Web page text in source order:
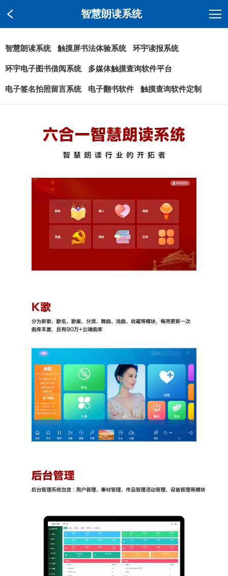
智慧朗读系统
智慧朗读系统 触摸屏书法体验系统 环宇读报系统
环宇电子图书借阅系统 多媒体触摸查询软件平台
电子签名拍照留言系统 电子翻书软件 触摸查询软件定制